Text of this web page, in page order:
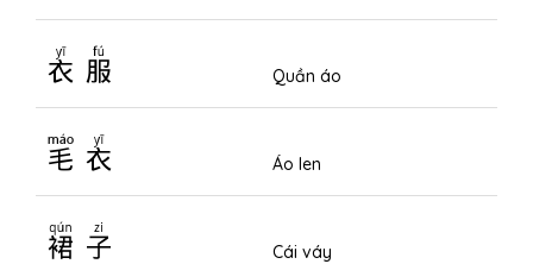
衣服 Quần áo
毛衣 Áo len
裙子 Cái váy